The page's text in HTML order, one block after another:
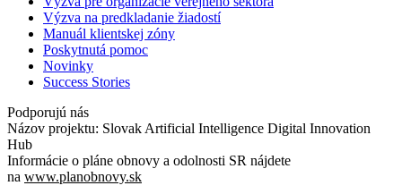
Výzva na predkladanie žiadostí
Manuál klientskej zóny
Poskytnutá pomoc
Novinky
Success Stories
Podporujú nás
Názov projektu: Slovak Artificial Intelligence Digital Innovation
Hub
Informácie o pláne obnovy a odolnosti SR nájdete
na www.planobnovy.sk